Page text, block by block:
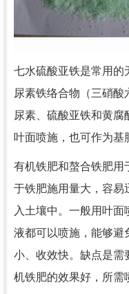
七水硫酸亚铁是常用的
尿素铁络合物（三硝
尿素、硫酸亚铁和黄
叶面喷施，也可作为基
有机铁肥和螯合铁肥用
于铁肥施用量大，容易
入土壤中。一般用叶
液都可以喷施，能够避
小、收效快。缺点是需
机铁肥的效果好，所需